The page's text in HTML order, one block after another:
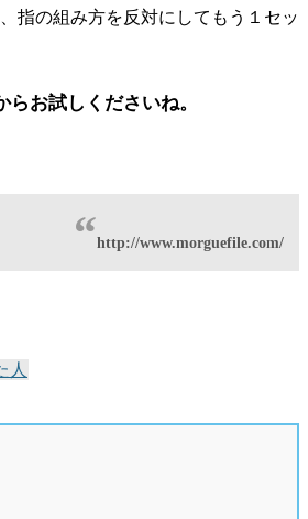
指の組み方を反対にしてもう１セッ
お試しくださいね。
http://www.morguefile.com/
人